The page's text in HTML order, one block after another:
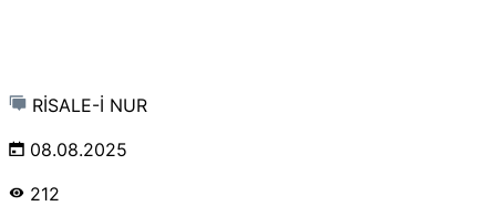
RİSALE-İ NUR
08.08.2025
212